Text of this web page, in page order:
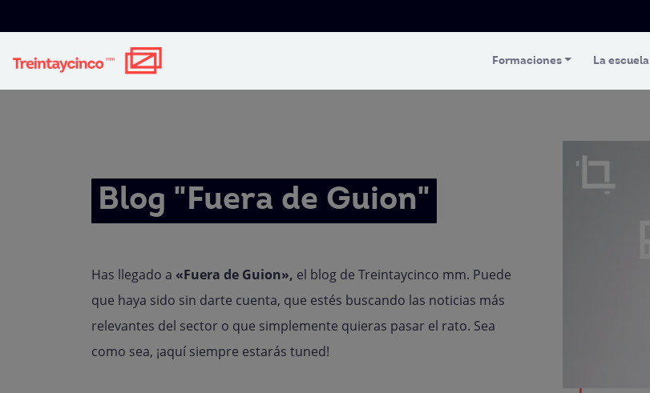
Formaciones La escuela
Blog "Fuera de Guion"
Has llegado a «Fuera de Guion», el blog de Treintaycinco mm. Puede
que haya sido sin darte cuenta, que estés buscando las noticias más
relevantes del sector o que simplemente quieras pasar el rato. Sea
como sea, ¡aquí siempre estarás tuned!